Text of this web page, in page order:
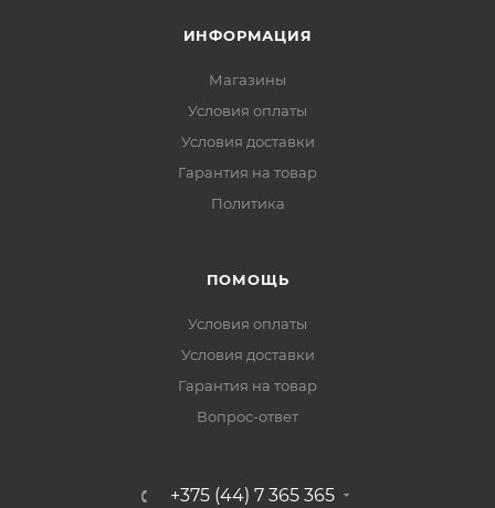
ИНФОРМАЦИЯ
Магазины
Условия оплаты
Условия доставки
Гарантия на товар
Политика
ПОМОЩЬ
Условия оплаты
Условия доставки
Гарантия на товар
Вопрос-ответ
+375 (44) 7 365 365